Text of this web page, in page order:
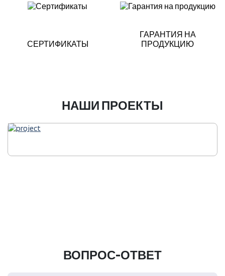
СЕРТИФИКАТЫ
ГАРАНТИЯ НА
ПРОДУКЦИЮ
НАШИ ПРОЕКТЫ
ВОПРОС-ОТВЕТ